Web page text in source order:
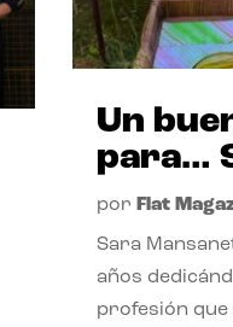
Un
para…
por Flat
Sara
años
profesión que